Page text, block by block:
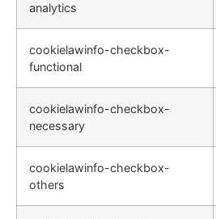
analytics
cookielawinfo-checkbox-
functional
cookielawinfo-checkbox-
necessary
cookielawinfo-checkbox-
others